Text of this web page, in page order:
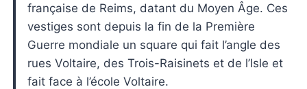
française de Reims, datant du Moyen Âge. Ces
vestiges sont depuis la fin de la Première
Guerre mondiale un square qui fait l’angle des
rues Voltaire, des Trois-Raisinets et de l’Isle et
fait face à l’école Voltaire.